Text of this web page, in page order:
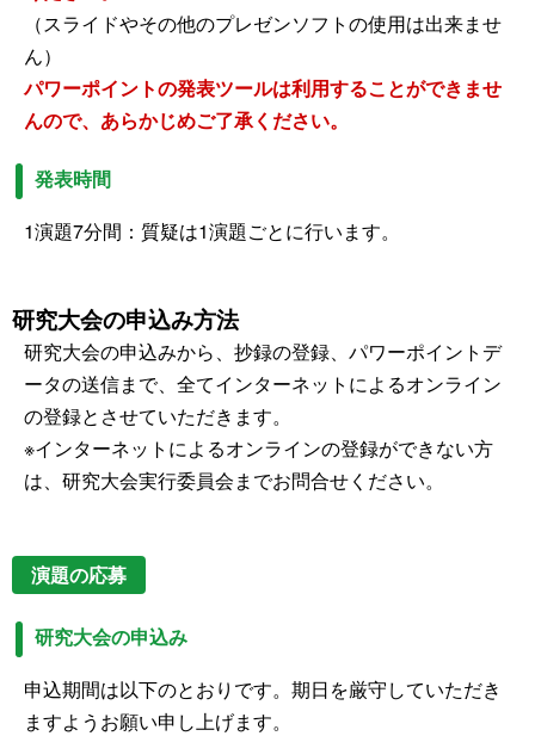
（スライドやその他のプレゼンソフトの使用は出来ませ
ん）
パワーポイントの発表ツールは利用することができませ
んので、あらかじめご了承ください。
発表時間
1演題7分間：質疑は1演題ごとに行います。
研究大会の申込み方法
研究大会の申込みから、抄録の登録、パワーポイントデ
ータの送信まで、全てインターネットによるオンライン
の登録とさせていただきます。
※インターネットによるオンラインの登録ができない方
は、研究大会実行委員会までお問合せください。
演題の応募
研究大会の申込み
申込期間は以下のとおりです。期日を厳守していただき
ますようお願い申し上げます。